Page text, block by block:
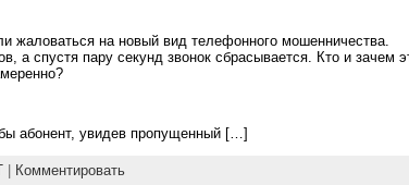
жаловаться на новый вид телефонного мошенничества.
а спустя пару секунд звонок сбрасывается. Кто и зачем
абонент, увидев пропущенный […]
| Комментировать